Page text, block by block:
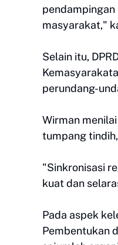
pendampingan
masyarakat,"
Selain itu,
perundang-
Wirman
tumpang
"Sinkronisasi
kuat dan
Pada aspek
Pembentukan